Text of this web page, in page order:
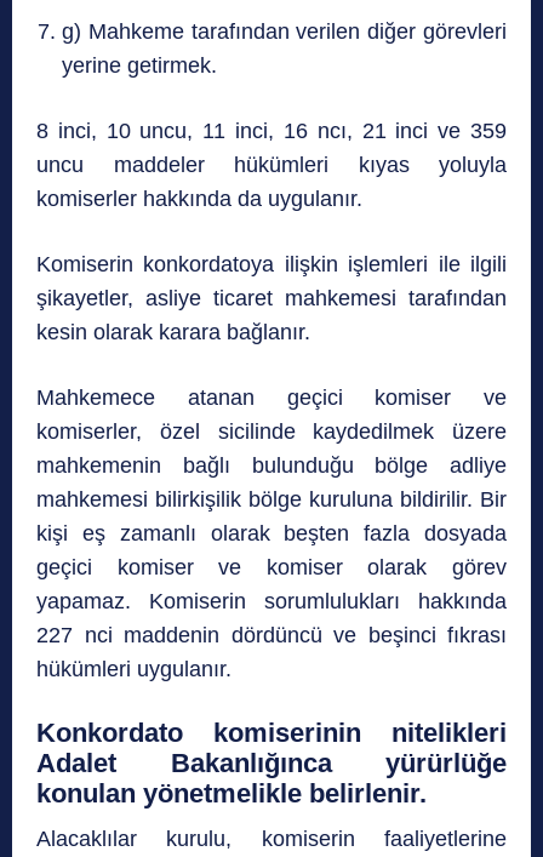
g) Mahkeme tarafından verilen diğer görevleri
yerine getirmek.
8 inci, 10 uncu, 11 inci, 16 ncı, 21 inci ve 359
uncu maddeler hükümleri kıyas yoluyla
komiserler hakkında da uygulanır.
Komiserin konkordatoya ilişkin işlemleri ile ilgili
şikayetler, asliye ticaret mahkemesi tarafından
kesin olarak karara bağlanır.
Mahkemece atanan geçici komiser ve
komiserler, özel sicilinde kaydedilmek üzere
mahkemenin bağlı bulunduğu bölge adliye
mahkemesi bilirkişilik bölge kuruluna bildirilir. Bir
kişi eş zamanlı olarak beşten fazla dosyada
geçici komiser ve komiser olarak görev
yapamaz. Komiserin sorumlulukları hakkında
227 nci maddenin dördüncü ve beşinci fıkrası
hükümleri uygulanır.
Konkordato komiserinin nitelikleri
Adalet Bakanlığınca yürürlüğe
konulan yönetmelikle belirlenir.
Alacaklılar kurulu, komiserin faaliyetlerine